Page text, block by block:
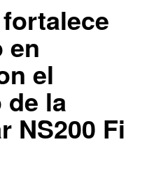
en
el
de la
NS200 Fi